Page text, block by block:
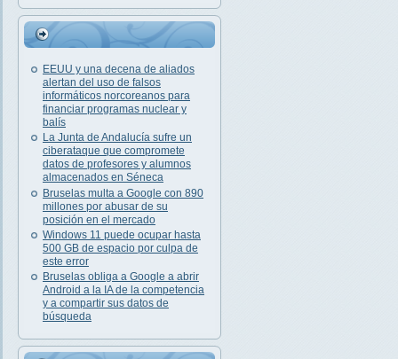
EEUU y una decena de aliados
alertan del uso de falsos
informáticos norcoreanos para
financiar programas nuclear y
balís
La Junta de Andalucía sufre un
ciberataque que compromete
datos de profesores y alumnos
almacenados en Séneca
Bruselas multa a Google con 890
millones por abusar de su
posición en el mercado
Windows 11 puede ocupar hasta
500 GB de espacio por culpa de
este error
Bruselas obliga a Google a abrir
Android a la IA de la competencia
y a compartir sus datos de
búsqueda